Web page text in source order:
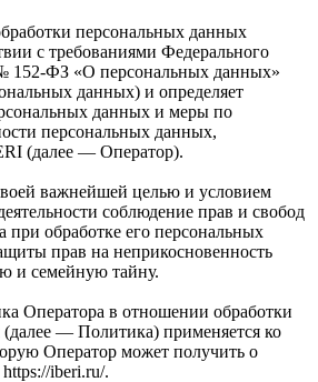
персональных данных
с требованиями Федерального
152-ФЗ «О персональных данных»
данных) и определяет
данных и меры по
персональных данных,
(далее — Оператор).
важнейшей целью и условием
соблюдение прав и свобод
при обработке его персональных
прав на неприкосновенность
и семейную тайну.
Оператора в отношении обработки
— Политика) применяется ко
Оператор может получить о
https://iberi.ru/.